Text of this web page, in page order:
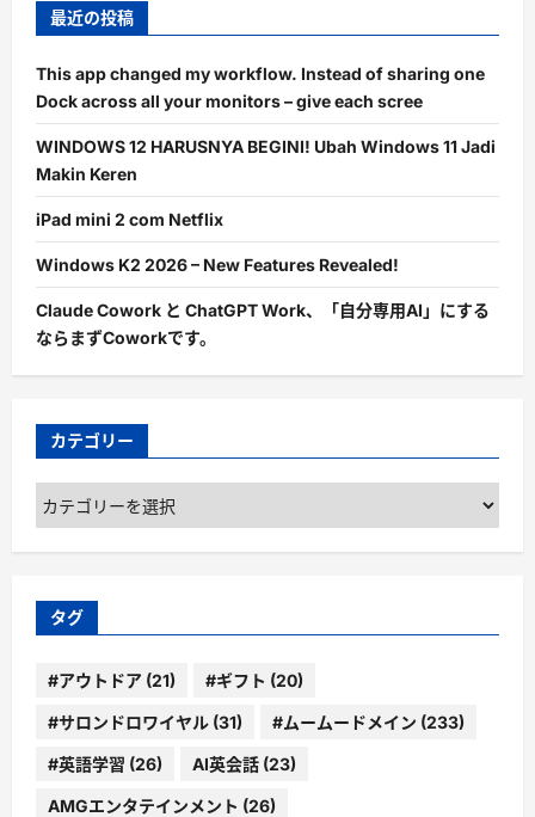
最近の投稿
This app changed my workflow. Instead of sharing one
Dock across all your monitors – give each scree
WINDOWS 12 HARUSNYA BEGINI! Ubah Windows 11 Jadi
Makin Keren
iPad mini 2 com Netflix
Windows K2 2026 – New Features Revealed!
Claude Cowork と ChatGPT Work、「自分専用AI」にする
ならまずCoworkです。
カテゴリー
カ
テ
ゴ
ー
タグ
#アウトドア (21) #ギフト (20)
#サロンドロワイヤル (31) #ムームードメイン (233)
#英語学習 (26) AI英会話 (23)
AMGエンタテインメント (26)